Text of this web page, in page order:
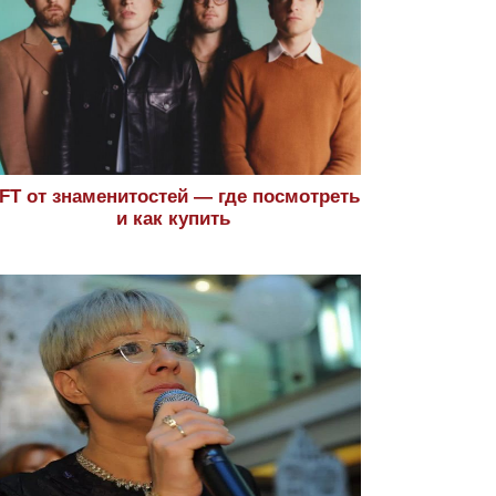
от знаменитостей — где посмотреть
и как купить